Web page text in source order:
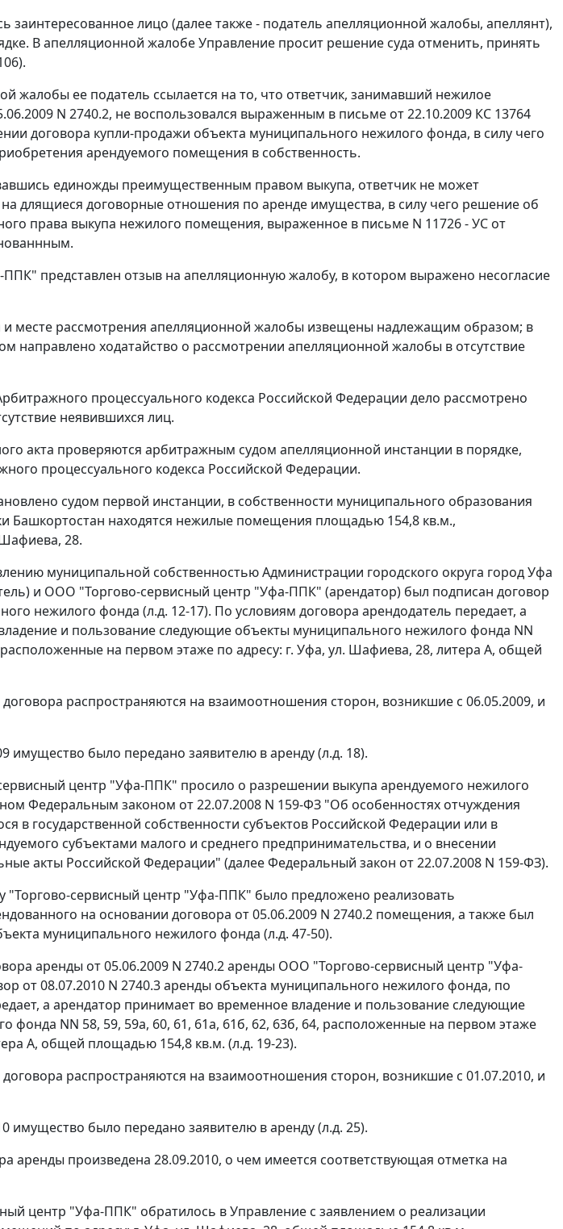
заинтересованное лицо (далее также - податель апелляционной жалобы, апеллянт),
В апелляционной жалобе Управление просит решение суда отменить, принять
жалобы ее податель ссылается на то, что ответчик, занимавший нежилое
N 2740.2, не воспользовался выраженным в письме от 22.10.2009 КС 13764
договора купли-продажи объекта муниципального нежилого фонда, в силу чего
арендуемого помещения в собственность.
единожды преимущественным правом выкупа, ответчик не может
длящиеся договорные отношения по аренде имущества, в силу чего решение об
права выкупа нежилого помещения, выраженное в письме N 11726 - УС от
представлен отзыв на апелляционную жалобу, в котором выражено несогласие
месте рассмотрения апелляционной жалобы извещены надлежащим образом; в
направлено ходатайство о рассмотрении апелляционной жалобы в отсутствие
процессуального кодекса Российской Федерации дело рассмотрено
неявившихся лиц.
акта проверяются арбитражным судом апелляционной инстанции в порядке,
процессуального кодекса Российской Федерации.
судом первой инстанции, в собственности муниципального образования
Башкортостан находятся нежилые помещения площадью 154,8 кв.м.,
28.
муниципальной собственностью Администрации городского округа город Уфа
и ООО "Торгово-сервисный центр "Уфа-ППК" (арендатор) был подписан договор
нежилого фонда (л.д. 12-17). По условиям договора арендодатель передает, а
и пользование следующие объекты муниципального нежилого фонда NN
расположенные на первом этаже по адресу: г. Уфа, ул. Шафиева, 28, литера А, общей
договора распространяются на взаимоотношения сторон, возникшие с 06.05.2009, и
имущество было передано заявителю в аренду (л.д. 18).
центр "Уфа-ППК" просило о разрешении выкупа арендуемого нежилого
Федеральным законом от 22.07.2008 N 159-ФЗ "Об особенностях отчуждения
в государственной собственности субъектов Российской Федерации или в
субъектами малого и среднего предпринимательства, и о внесении
акты Российской Федерации" (далееФедеральный закон от 22.07.2008 N 159-ФЗ).
"Торгово-сервисный центр "Уфа-ППК" было предложено реализовать
на основании договора от 05.06.2009 N 2740.2 помещения, а также был
муниципального нежилого фонда (л.д. 47-50).
аренды от 05.06.2009 N 2740.2 аренды ООО "Торгово-сервисный центр "Уфа-
от 08.07.2010 N 2740.3 аренды объекта муниципального нежилого фонда, по
а арендатор принимает во временное владение и пользование следующие
NN 58, 59, 59а, 60, 61, 61а, 61б, 62, 63б, 64, расположенные на первом этаже
А, общей площадью 154,8 кв.м. (л.д. 19-23).
договора распространяются на взаимоотношения сторон, возникшие с 01.07.2010, и
имущество было передано заявителю в аренду (л.д. 25).
аренды произведена 28.09.2010, о чем имеется соответствующая отметка на
центр "Уфа-ППК" обратилось в Управление с заявлением о реализации